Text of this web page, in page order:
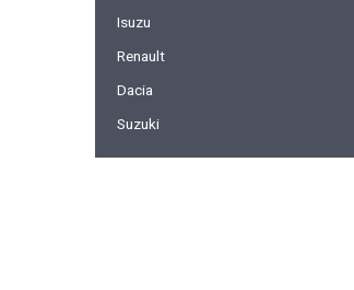
Isuzu
Renault
Dacia
Suzuki